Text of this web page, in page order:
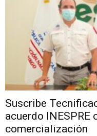
Suscribe
acuerdo INESPRE
comercialización